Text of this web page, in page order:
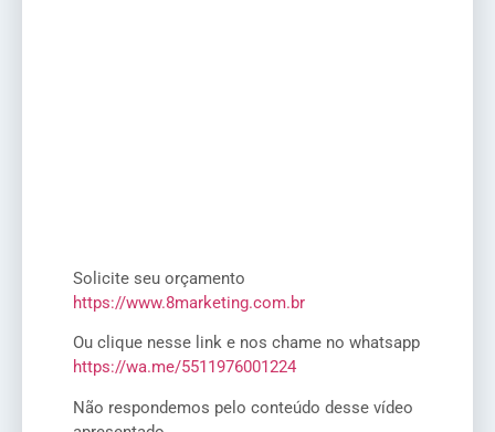
Solicite seu orçamento
https://www.8marketing.com.br
Ou clique nesse link e nos chame no whatsapp
https://wa.me/5511976001224
Não respondemos pelo conteúdo desse vídeo